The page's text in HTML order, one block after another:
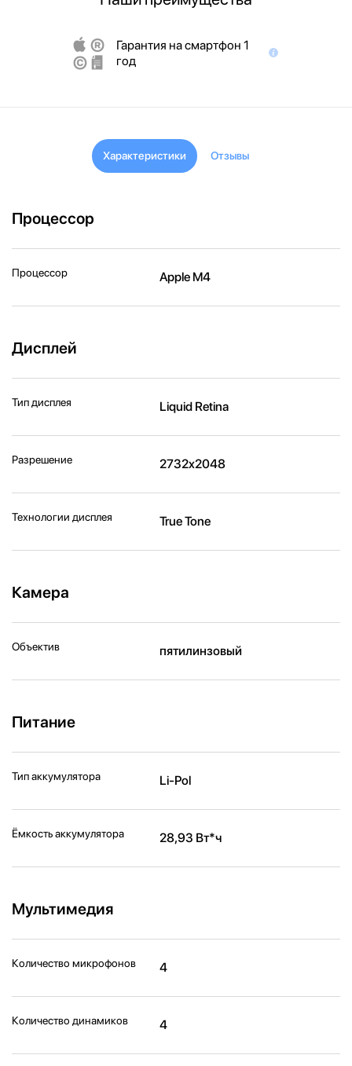
Гарантия на смартфон 1
год
Характеристики Отзывы
Процессор
Процессор Apple M4
Дисплей
Тип дисплея Liquid Retina
Разрешение 2732x2048
Технологии дисплея True Tone
Камера
Объектив пятилинзовый
Питание
Тип аккумулятора Li-Pol
Ёмкость аккумулятора 28,93 Вт*ч
Мультимедия
Количество микрофонов 4
Количество динамиков 4